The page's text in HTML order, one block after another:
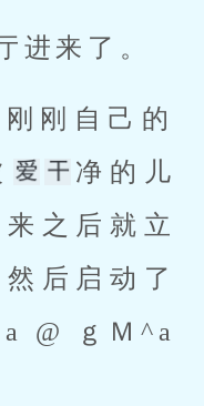
进来了。
净的儿
之后就立
然后启动了
@ ｇＭ^a